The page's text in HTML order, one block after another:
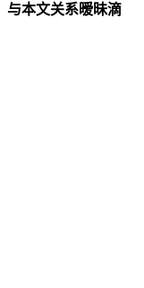
与本文关系暧昧滴